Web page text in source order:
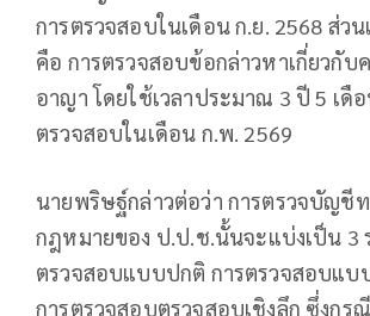
การตรวจสอบในเดือน ก.ย. 2568 ส่ว
คือ การตรวจสอบข้อกล่าวหาเกี่ยวกับ
อาญา โดยใช้เวลาประมาณ 3 ปี 5 เดื
ตรวจสอบในเดือน ก.พ. 2569
นายพริษฐ์กล่าวต่อว่า การตรวจบัญชี
กฎหมายของ ป.ป.ช.นั้นจะแบ่งเป็น 3
ตรวจสอบแบบปกติ การตรวจสอบแบ
การตรวจสอบตรวจสอบเชิงลึก ซึ่งกร